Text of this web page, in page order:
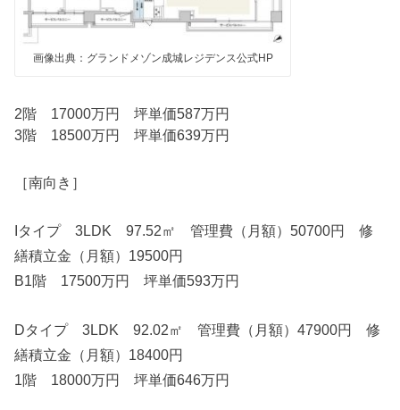
画像出典：グランドメゾン成城レジデンス公式HP
2階 17000万円 坪単価587万円
3階 18500万円 坪単価639万円
［南向き］
Iタイプ 3LDK 97.52㎡ 管理費（月額）50700円 修
繕積立金（月額）19500円
B1階 17500万円 坪単価593万円
Dタイプ 3LDK 92.02㎡ 管理費（月額）47900円 修
繕積立金（月額）18400円
1階 18000万円 坪単価646万円